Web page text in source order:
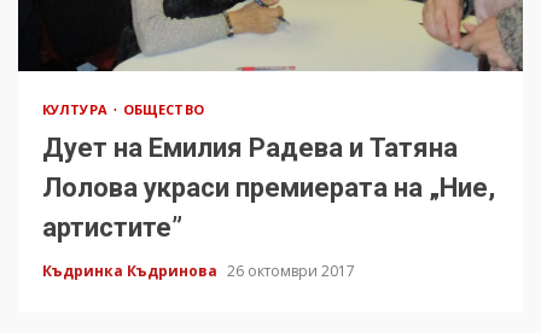
КУЛТУРА ОБЩЕСТВО
Дует на Емилия Радева и Татяна
Лолова украси премиерата на „Ние,
артистите”
Къдринка Къдринова 26 октомври 2017